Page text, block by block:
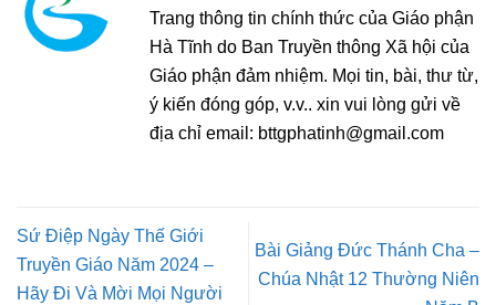
Trang thông tin chính thức của Giáo phận
Hà Tĩnh do Ban Truyền thông Xã hội của
Giáo phận đảm nhiệm. Mọi tin, bài, thư từ,
ý kiến đóng góp, v.v.. xin vui lòng gửi về
địa chỉ email: bttgphatinh@gmail.com
Sứ Điệp Ngày Thế Giới
Truyền Giáo Năm 2024 –
Hãy Đi Và Mời Mọi Người
Bài Giảng Đức Thánh Cha –
Chúa Nhật 12 Thường Niên